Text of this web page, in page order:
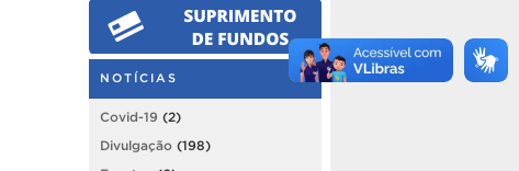
NOTÍCIAS
Covid-19 (2)
Divulgação (198)